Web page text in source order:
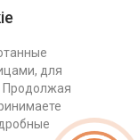
для
Продолжая